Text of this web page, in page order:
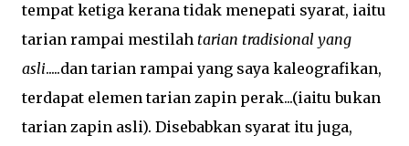
tempat ketiga kerana tidak menepati syarat, iaitu
tarian rampai mestilah tarian tradisional yang
asli.....dan tarian rampai yang saya kaleografikan,
terdapat elemen tarian zapin perak...(iaitu bukan
tarian zapin asli). Disebabkan syarat itu juga,